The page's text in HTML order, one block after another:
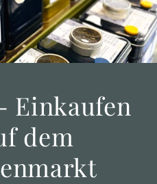
Einkaufen
dem